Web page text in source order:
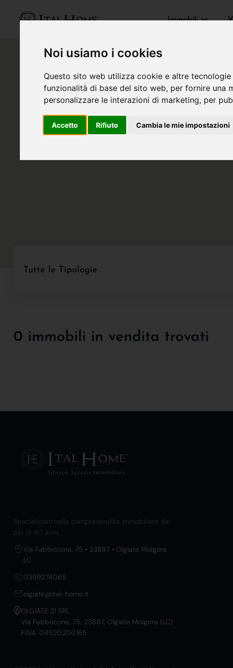
Noi usiamo i cookies
Questo sito web utilizza cookie e altre
funzionalità di base del sito web, per fornire una
personalizzare le interazioni di marketing, per
Accetto Rifiuto Cambia le mie impostazioni
Immobili
Tutte le Tipologie
0 immobili in vendita trovati
Specializzati nella compravendita immobiliare da
più di 40 anni.
Via Fabbricone, 75 • 23887 • Olgiate Molgora
LC
0399274065
olgiate@ital-home.it
OLGIATE 21 SRL
Via Fabbricone, 75, 23887, Olgiate Molgora (LC)
P.IVA: 04520200165